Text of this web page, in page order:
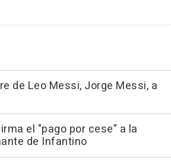
de Leo Messi, Jorge Messi, a
el "pago por cese" a la
de Infantino